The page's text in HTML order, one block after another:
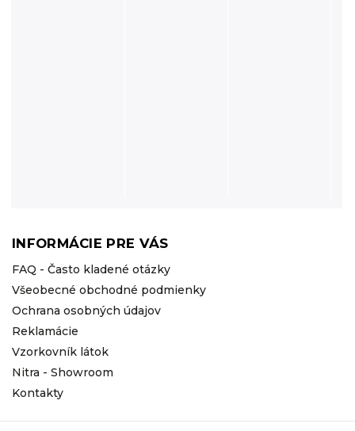
INFORMÁCIE PRE VÁS
FAQ - Často kladené otázky
Všeobecné obchodné podmienky
Ochrana osobných údajov
Reklamácie
Vzorkovník látok
Nitra - Showroom
Kontakty